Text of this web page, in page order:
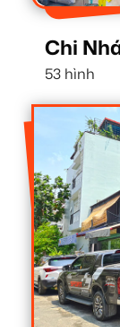
Chi
53 hình